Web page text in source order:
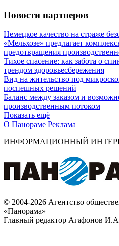
Новости партнеров
Немецкое качество на страже
«Мельхозе» предлагает
предотвращения
Тихое спасение: как забота о
трендом здоровьесбережения
Вид на жительство под
поспешных решений
Баланс между заказом и
производственным потоком
Показать ещё
О Панораме Реклама
ИНФОРМАЦИОННЫЙ
© 2004-2026 Агентство
«Панорама»
Главный редактор Агафонов